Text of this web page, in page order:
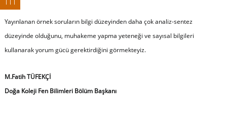
Yayınlanan örnek soruların bilgi düzeyinden daha çok analiz-sentez
düzeyinde olduğunu, muhakeme yapma yeteneği ve sayısal bilgileri
kullanarak yorum gücü gerektirdiğini görmekteyiz.
M.Fatih TÜFEKÇİ
Doğa Koleji Fen Bilimleri Bölüm Başkanı